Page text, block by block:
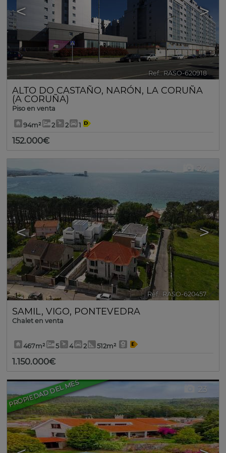
< >
Ref.. RASO-620918 🔗
ALTO DO CASTAÑO, NARÓN, LA CORUÑA
(A CORUÑA)
Piso en venta
94m² 2 2 1
152.000€
< >
24
Ref.. RASO-620457 🔗
SAMIL , VIGO, PONTEVEDRA
Chalet en venta
467m² 5 4 2 512m²
1.150.000€
PROPIEDAD DEL MES 23